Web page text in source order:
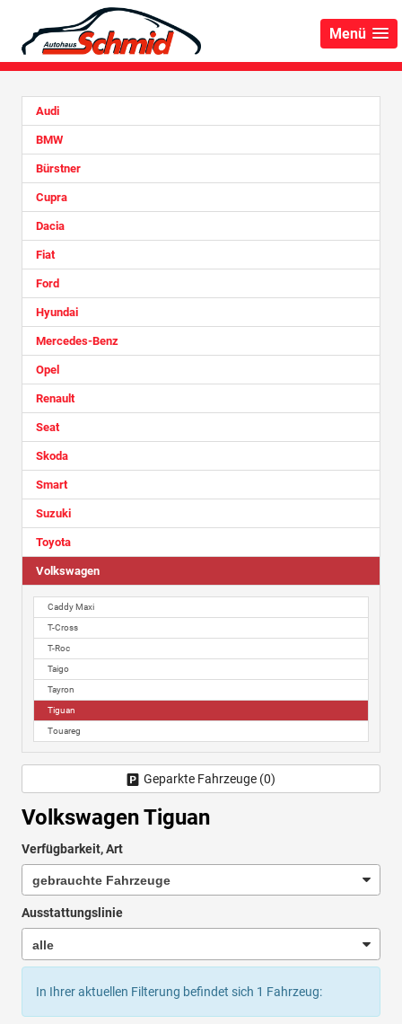
Menü
Volkswagen Tiguan
Verfügbarkeit, Art
Ausstattungslinie
In Ihrer aktuellen Filterung befindet sich 1 Fahrzeug:
Audi
BMW
Bürstner
Cupra
Dacia
Fiat
Ford
Hyundai
Mercedes-Benz
Opel
Renault
Seat
Skoda
Smart
Suzuki
Toyota
Volkswagen
Caddy Maxi
T-Cross
T-Roc
Taigo
Tayron
Tiguan
Touareg
Geparkte Fahrzeuge (0)